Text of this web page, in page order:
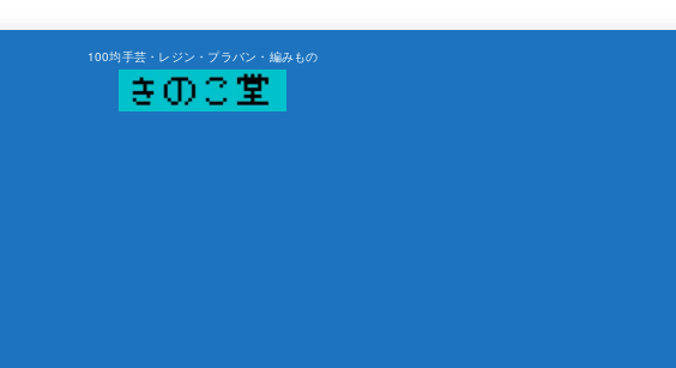
100均手芸・レジン・プラバン・編みもの